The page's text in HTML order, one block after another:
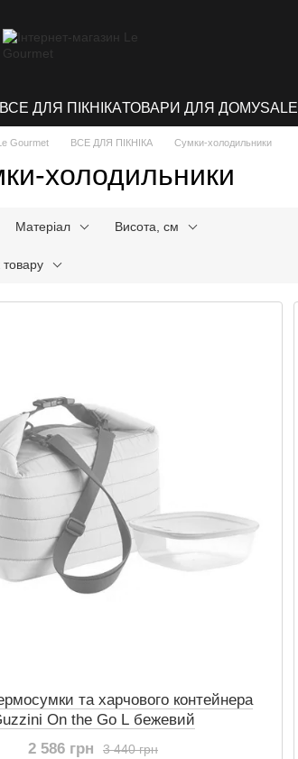
ВСЕ ДЛЯ ПІКНІКАТОВАРИ ДЛЯ ДОМУSALE
Gourmet ВСЕ ДЛЯ ПІКНІКА Сумки-холодильники
холодильники
Матеріал Висота, см
товару
та харчового контейнера
On the Go L бежевий
3 440 грн
2 586 грн